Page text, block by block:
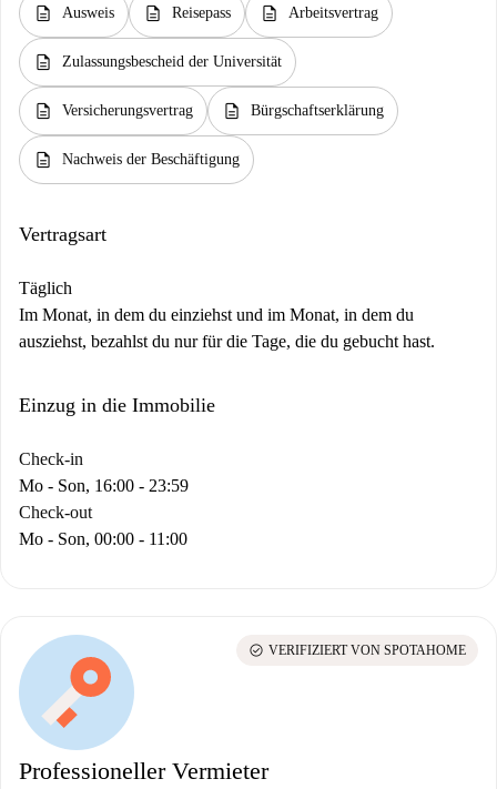
description Ausweis description Reisepass description Arbeitsvertrag
description Zulassungsbescheid der Universität
description Versicherungsvertrag description Bürgschaftserklärung
description Nachweis der Beschäftigung
Vertragsart
Täglich
Im Monat, in dem du einziehst und im Monat, in dem du
ausziehst, bezahlst du nur für die Tage, die du gebucht hast.
Einzug in die Immobilie
Check-in
Mo - Son, 16:00 - 23:59
Check-out
Mo - Son, 00:00 - 11:00
Professioneller Vermieter
check_circle VERIFIZIERT VON SPOTAHOME